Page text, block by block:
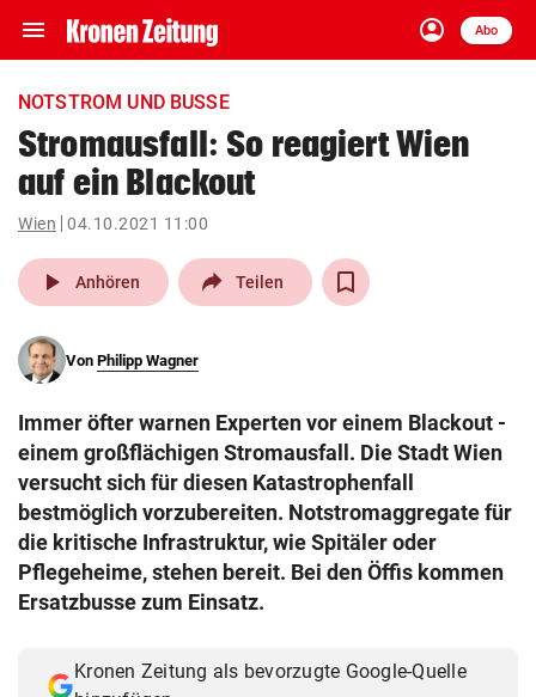
menu Navigation
ein-/ausklappen
account_circle
Anmelden
Abo
close Schließen
account_circle Anmelden
pin_drop
Wien arrow_right
search
eingeben
© Krone Multimedia GmbH & Co KG 2026
Muthgasse 2, 1190 Wien
NOTSTROM UND BUSSE
Stromausfall: So reagiert Wien
auf ein Blackout
Wien 04.10.2021 11:00
play_arrow Anhören Teilen
Von Philipp Wagner
Immer öfter warnen Experten vor einem Blackout -
einem großflächigen Stromausfall. Die Stadt Wien
versucht sich für diesen Katastrophenfall
bestmöglich vorzubereiten. Notstromaggregate für
die kritische Infrastruktur, wie Spitäler oder
Pflegeheime, stehen bereit. Bei den Öffis kommen
Ersatzbusse zum Einsatz.
Kronen Zeitung als bevorzugte Google-Quelle